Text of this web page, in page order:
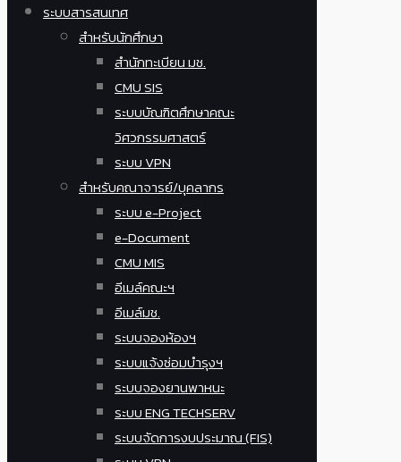
ระบบสารสนเทศ
สำหรับนักศึกษา
สำนักทะเบียน มช.
CMU SIS
ระบบบัณฑิตศึกษาคณะ
วิศวกรรมศาสตร์
ระบบ VPN
สำหรับคณาจารย์/บุคลากร
ระบบ e-Project
e-Document
CMU MIS
อีเมล์คณะฯ
อีเมล์มช.
ระบบจองห้องฯ
ระบบแจ้งซ่อมบำรุงฯ
ระบบจองยานพาหนะ
ระบบ ENG TECHSERV
ระบบจัดการงบประมาณ (FIS)